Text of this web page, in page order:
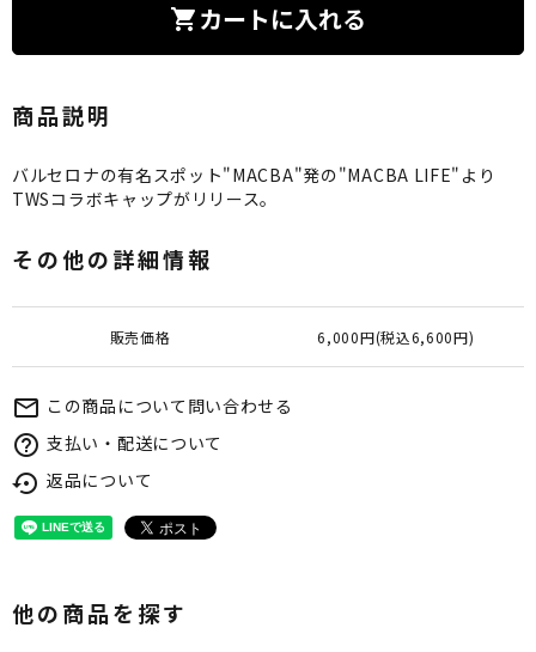
shopping_cart カートに入れる
商品説明
バルセロナの有名スポット"MACBA"発の"MACBA LIFE"より
TWSコラボキャップがリリース。
その他の詳細情報
販売価格 6,000円(税込6,600円)
mail_outline この商品について問い合わせる
help_outline 支払い・配送について
settings_backup_restore 返品について
他の商品を探す